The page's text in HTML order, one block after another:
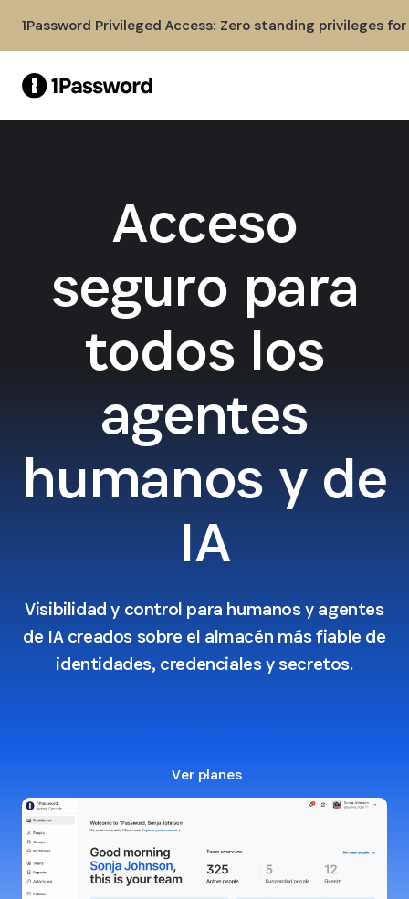
1Password Privileged Access: Zero standing privileges
Acceso
seguro para
todos los
agentes
humanos y de
IA
Visibilidad y control para humanos y agentes
de IA creados sobre el almacén más fiable de
identidades, credenciales y secretos.
Ver planes